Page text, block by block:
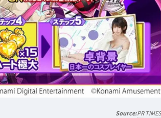
PR TIMES